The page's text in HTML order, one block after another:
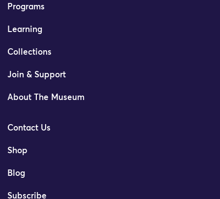
Programs
Learning
Collections
Join & Support
About The Museum
Contact Us
Shop
Blog
Subscribe